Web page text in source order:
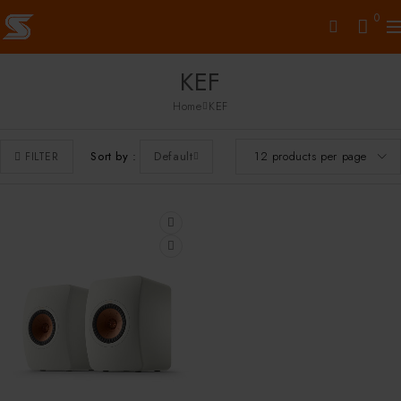
0
KEF
Home KEF
FILTER Sort by Default